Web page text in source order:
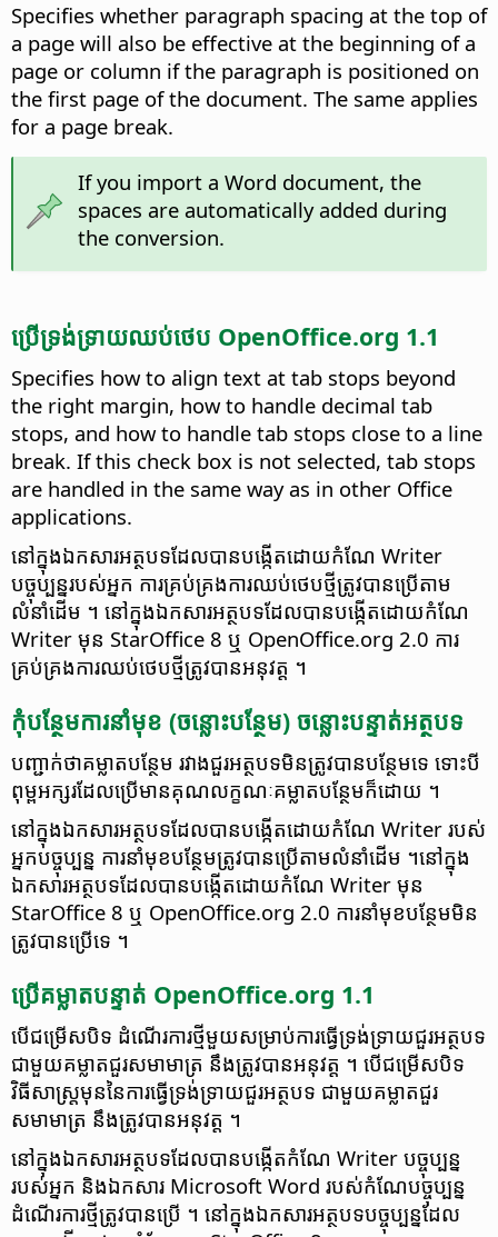
Specifies whether paragraph spacing at the top of
a page will also be effective at the beginning of a
page or column if the paragraph is positioned on
the first page of the document. The same applies
for a page break.
If you import a Word document, the
spaces are automatically added during
the conversion.
ប្រើ​ទ្រង់ទ្រាយ​ឈប់​ថេប OpenOffice.org 1.1
Specifies how to align text at tab stops beyond
the right margin, how to handle decimal tab
stops, and how to handle tab stops close to a line
break. If this check box is not selected, tab stops
are handled in the same way as in other Office
applications.
នៅ​ក្នុង​ឯកសារ​អត្ថបទ​ដែល​បាន​បង្កើត​ដោយ​កំណែ Writer
បច្ចុប្បន្ន​របស់​អ្នក កា​រ​គ្រប់គ្រង​ការ​ឈប់​ថេប​ថ្មី​ត្រូវ​បាន​ប្រើ​តាម
លំនាំដើម ។ នៅ​ក្នុង​ឯកសារ​អត្ថបទ​ដែល​បាន​បង្កើត​ដោយ​កំណែ
Writer មុន​ StarOffice 8 ឬ OpenOffice.org 2.0 ការ​
គ្រប់គ្រង​ការ​ឈប់​ថេប​ថ្មី​ត្រូវ​បាន​អនុវត្ត ។
កុំ​បន្ថែម​ការ​នាំ​មុខ (ចន្លោះ​បន្ថែម) ចន្លោះ​បន្ទាត់​អត្ថបទ
បញ្ជាក់​​ថា​គម្លាត​បន្ថែម រវាង​ជួរ​អត្ថបទ​មិន​ត្រូវ​បាន​បន្ថែម​ទេ ទោះ​បី​
ពុម្ព​អក្សរ​ដែល​ប្រើ​មាន​គុណ​លក្ខណៈ​គម្លាត​បន្ថែម​ក៏​ដោយ ។
នៅ​ក្នុង​ឯកសារ​អត្ថបទ​ដែល​បាន​បង្កើត​ដោយ​កំណែ Writer របស់​
អ្នកបច្ចុប្បន្ន ការ​នាំមុខ​បន្ថែម​ត្រូវ​បានប្រើ​តាម​លំនាំដើម ។នៅ​ក្នុង​
ឯកសារ​អត្ថបទ​ដែល​បាន​បង្កើត​ដោយ​កំណែ Writer មុន
StarOffice 8 ឬ OpenOffice.org 2.0 កា​រនាំមុខ​បន្ថែម​មិន​
ត្រូវ​បានប្រើ​ទេ ។
ប្រើ​គម្លាត​បន្ទាត់ OpenOffice.org 1.1
បើ​ជម្រើស​បិទ ដំណើរ​ការ​ថ្មី​មួយ​សម្រាប់​ការ​ធ្វើ​ទ្រង់ទ្រាយ​ជួរ​អត្ថបទ
ជាមួយ​គម្លាត​ជួរ​សមាមាត្រ នឹង​ត្រូវ​បាន​អនុវត្ត ។ បើ​ជម្រើស​បិទ
វិធីសាស្ត្រ​មុន​នៃ​ការ​ធ្វើ​ទ្រង់ទ្រាយ​ជួរ​អត្ថបទ ជាមួយ​គម្លាត​ជួរ​
សមាមាត្រ នឹង​ត្រូវ​បាន​អនុវត្ត ។
នៅ​ក្នុង​ឯកសារ​អត្ថបទ​ដែល​បាន​បង្កើត​កំណែ Writer បច្ចុប្បន្ន​
របស់​អ្នក និងឯកសារ Microsoft Word របស់​កំណែ​បច្ចុប្បន្ន
ដំណើរការ​ថ្មី​ត្រូវ​បាន​ប្រើ ។ នៅ​ក្នុង​ឯកសារ​អត្ថបទ​បច្ចុប្បន្ន​ដែល​